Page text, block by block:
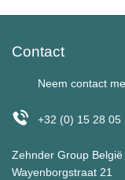
Contact
Neem contact
+32 (0) 15 28 05
Zehnder Group België
Wayenborgstraat 21